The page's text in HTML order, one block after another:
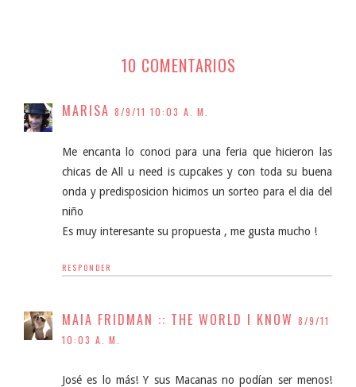
10 COMENTARIOS
MARISA 8/9/11 10:03 A. M.
Me encanta lo conoci para una feria que hicieron las
chicas de All u need is cupcakes y con toda su buena
onda y predisposicion hicimos un sorteo para el dia del
niño
Es muy interesante su propuesta , me gusta mucho !
RESPONDER
MAIA FRIDMAN :: THE WORLD I KNOW 8/9/11
10:03 A. M.
José es lo más! Y sus Macanas no podían ser menos!